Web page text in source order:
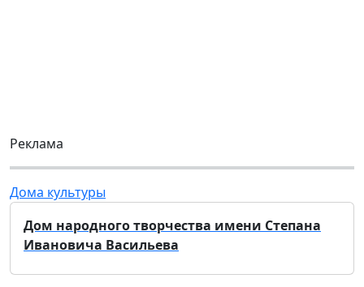
Реклама
Дома культуры
Дом народного творчества имени Степана
Ивановича Васильева